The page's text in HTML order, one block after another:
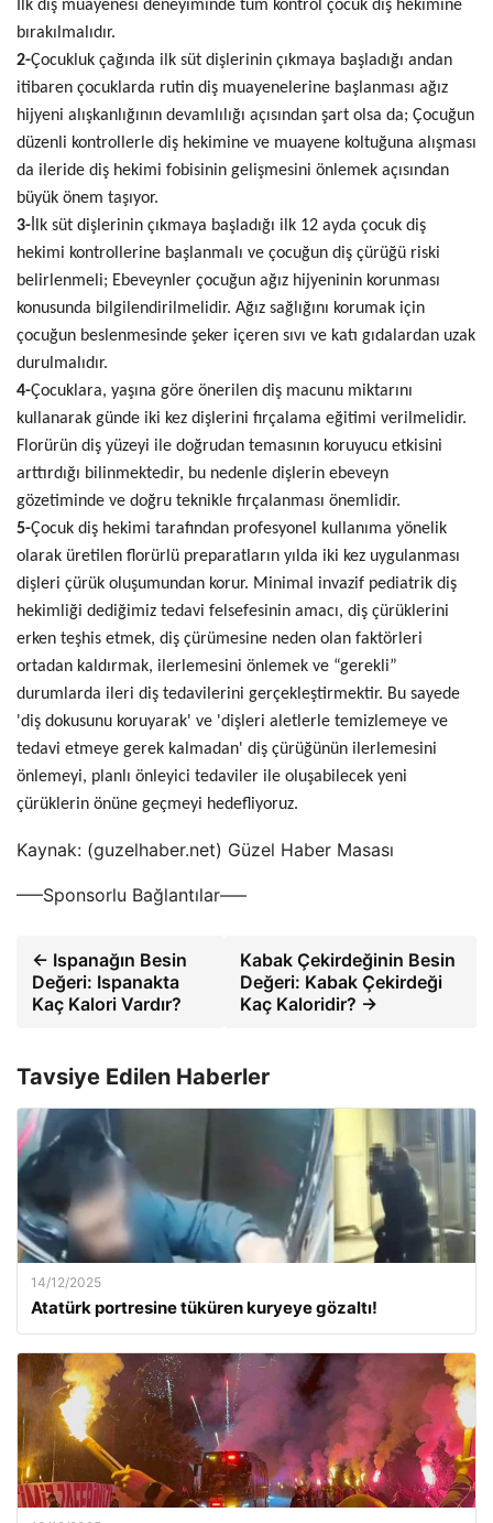
İlk diş muayenesi deneyiminde tüm kontrol çocuk diş hekimine
bırakılmalıdır.
2-Çocukluk çağında ilk süt dişlerinin çıkmaya başladığı andan
itibaren çocuklarda rutin diş muayenelerine başlanması ağız
hijyeni alışkanlığının devamlılığı açısından şart olsa da; Çocuğun
düzenli kontrollerle diş hekimine ve muayene koltuğuna alışması
da ileride diş hekimi fobisinin gelişmesini önlemek açısından
büyük önem taşıyor.
3- İlk süt dişlerinin çıkmaya başladığı ilk 12 ayda çocuk diş
hekimi kontrollerine başlanmalı ve çocuğun diş çürüğü riski
belirlenmeli; Ebeveynler çocuğun ağız hijyeninin korunması
konusunda bilgilendirilmelidir. Ağız sağlığını korumak için
çocuğun beslenmesinde şeker içeren sıvı ve katı gıdalardan uzak
durulmalıdır.
4-Çocuklara, yaşına göre önerilen diş macunu miktarını
kullanarak günde iki kez dişlerini fırçalama eğitimi verilmelidir.
Florürün diş yüzeyi ile doğrudan temasının koruyucu etkisini
arttırdığı bilinmektedir, bu nedenle dişlerin ebeveyn
gözetiminde ve doğru teknikle fırçalanması önemlidir.
5-Çocuk diş hekimi tarafından profesyonel kullanıma yönelik
olarak üretilen florürlü preparatların yılda iki kez uygulanması
dişleri çürük oluşumundan korur. Minimal invazif pediatrik diş
hekimliği dediğimiz tedavi felsefesinin amacı, diş çürüklerini
erken teşhis etmek, diş çürümesine neden olan faktörleri
ortadan kaldırmak, ilerlemesini önlemek ve “gerekli”
durumlarda ileri diş tedavilerini gerçekleştirmektir. Bu sayede
'diş dokusunu koruyarak' ve 'dişleri aletlerle temizlemeye ve
tedavi etmeye gerek kalmadan' diş çürüğünün ilerlemesini
önlemeyi, planlı önleyici tedaviler ile oluşabilecek yeni
çürüklerin önüne geçmeyi hedefliyoruz.
Kaynak: (guzelhaber.net) Güzel Haber Masası
—–Sponsorlu Bağlantılar—–
← Ispanağın Besin
Değeri: Ispanakta
Kaç Kalori Vardır?
Kabak Çekirdeğinin Besin
Değeri: Kabak Çekirdeği
Kaç Kaloridir? →
Tavsiye Edilen Haberler
14/12/2025
Atatürk portresine tüküren kuryeye gözaltı!